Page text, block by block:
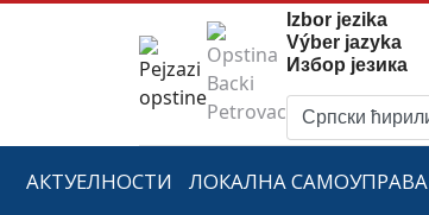
Izbor jezika
Výber jazyka
Избор језика
АКТУЕЛНОСТИ ЛОКАЛНА САМОУПРАВА